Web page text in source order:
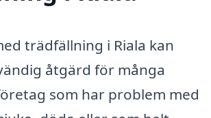
trädfällning i Riala kan
åtgärd för många
som har problem med